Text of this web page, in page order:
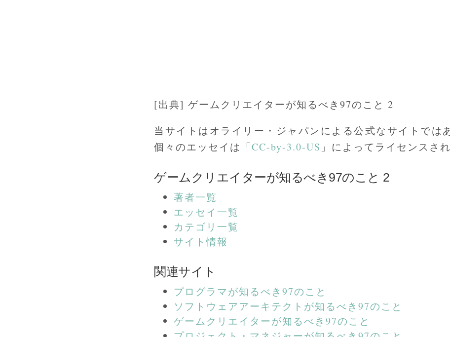
[出典] ゲームクリエイターが知るべき97のこと 2
当サイトはオライリー・ジャパンによる公式なサイトでは
個々のエッセイは「CC-by-3.0-US 」によってライセンスさ
ゲームクリエイターが知るべき97のこと 2
著者一覧
エッセイ一覧
カテゴリ一覧
サイト情報
関連サイト
プログラマが知るべき97のこと
ソフトウェアアーキテクトが知るべき97のこと
ゲームクリエイターが知るべき97のこと